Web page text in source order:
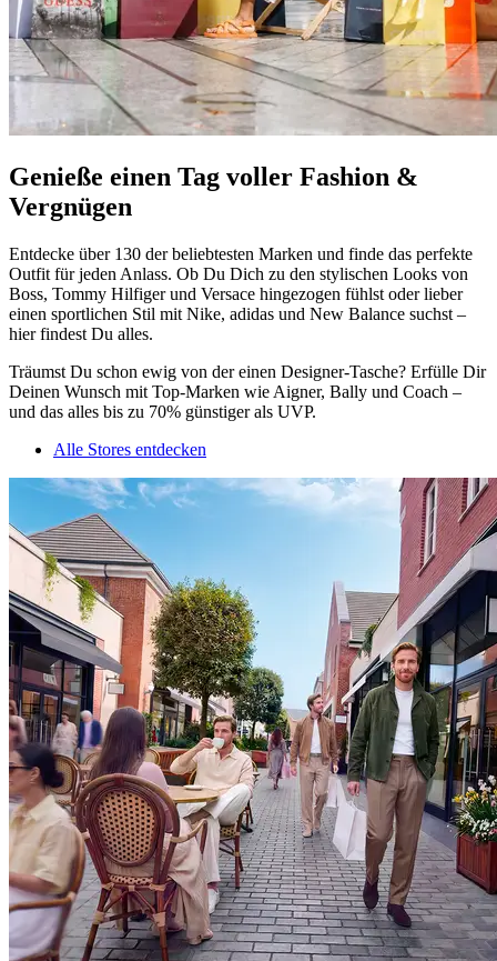
Genieße einen Tag voller Fashion &
Vergnügen
Entdecke über 130 der beliebtesten Marken und finde das perfekte
Outfit für jeden Anlass. Ob Du Dich zu den stylischen Looks von
Boss, Tommy Hilfiger und Versace hingezogen fühlst oder lieber
einen sportlichen Stil mit Nike, adidas und New Balance suchst –
hier findest Du alles.
Träumst Du schon ewig von der einen Designer-Tasche? Erfülle Dir
Deinen Wunsch mit Top-Marken wie Aigner, Bally und Coach –
und das alles bis zu 70% günstiger als UVP.
Alle Stores entdecken